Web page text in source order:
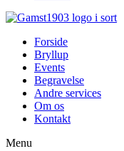
Forside
Bryllup
Events
Begravelse
Andre services
Om os
Kontakt
Menu